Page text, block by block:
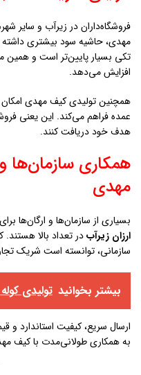
فروشگاه‌داران در زيرآب و سایر
مهدی، حاشیه سود بیشتری داشته
تکی بسیار پایین‌تر است و همین
افزایش می‌دهد.
همچنین تولیدی کیف مهدی امکان
عمده فراهم می‌کند. این یعنی
هدف خود دریافت کنند.
همکاری سازمان‌ها
مهدی
بسیاری از سازمان‌ها و ارگان‌ها
ارزان زيرآبدر تعداد بالا
سازمانی، توانسته است شریک
بیشتر بخوانید تولیدی
ارسال سریع، کیفیت استاندارد و
به همکاری طولانی‌مدت با کیف